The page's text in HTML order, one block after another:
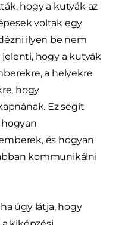
hogy a kutyák az
voltak egy
ilyen be nem
hogy a kutyák
a helyekre
hogy
Ez segít
és hogyan
kommunikálni
úgy látja, hogy